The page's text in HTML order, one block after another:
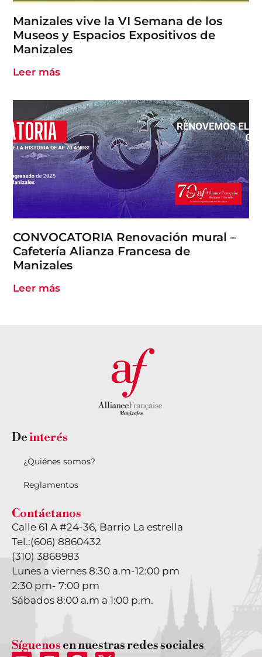
Manizales vive la VI Semana de los
Museos y Espacios Expositivos de
Manizales
Leer más
CONVOCATORIA Renovación mural –
Cafetería Alianza Francesa de
Manizales
Leer más
Deinterés
¿Quiénes somos?
Reglamentos
Contáctanos
Calle 61 A #24-36, Barrio La estrella
Tel.:(606) 8860432
(310) 3868983
Lunes a viernes 8:30 a.m-12:00 pm
2:30 pm- 7:00 pm
Sábados 8:00 a.m a 1:00 p.m.
Síguenos en nuestras redes sociales